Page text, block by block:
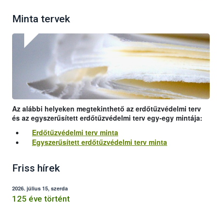
Minta tervek
Az alábbi helyeken megtekinthető az erdőtűzvédelmi terv
és az egyszerűsített erdőtűzvédelmi terv egy-egy mintája:
Erdőtűzvédelmi terv minta
Egyszerűsített erdőtűzvédelmi terv minta
Friss hírek
2026. július 15, szerda
125 éve történt